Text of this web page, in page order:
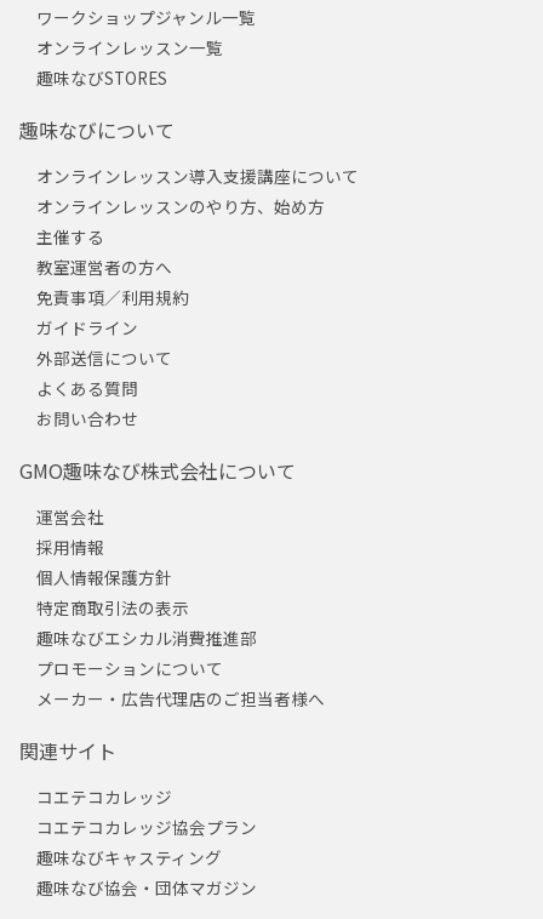
ワークショップジャンル一覧
オンラインレッスン一覧
趣味なびSTORES
趣味なびについて
オンラインレッスン導入支援講座について
オンラインレッスンのやり方、始め方
主催する
教室運営者の方へ
免責事項／利用規約
ガイドライン
外部送信について
よくある質問
お問い合わせ
GMO趣味なび株式会社について
運営会社
採用情報
個人情報保護方針
特定商取引法の表示
趣味なびエシカル消費推進部
プロモーションについて
メーカー・広告代理店のご担当者様へ
関連サイト
コエテコカレッジ
コエテコカレッジ協会プラン
趣味なびキャスティング
趣味なび協会・団体マガジン